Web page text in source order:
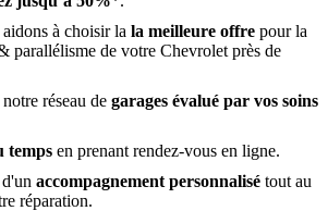
à choisir la la meilleure offre pour la
parallélisme de votre Chevrolet près de
réseau de garages évalué par vos soins
temps en prenant rendez-vous en ligne.
accompagnement personnalisé tout au
réparation.